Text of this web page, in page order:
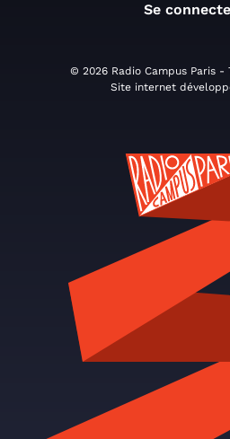
Se
© 2026 Radio Campus Paris -
Site internet